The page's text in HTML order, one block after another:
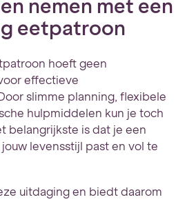
nemen met een
eetpatroon
hoeft geen
effectieve
slimme planning, flexibele
hulpmiddelen kun je toch
belangrijkste is dat je een
levensstijl past en vol te
uitdaging en biedt daarom